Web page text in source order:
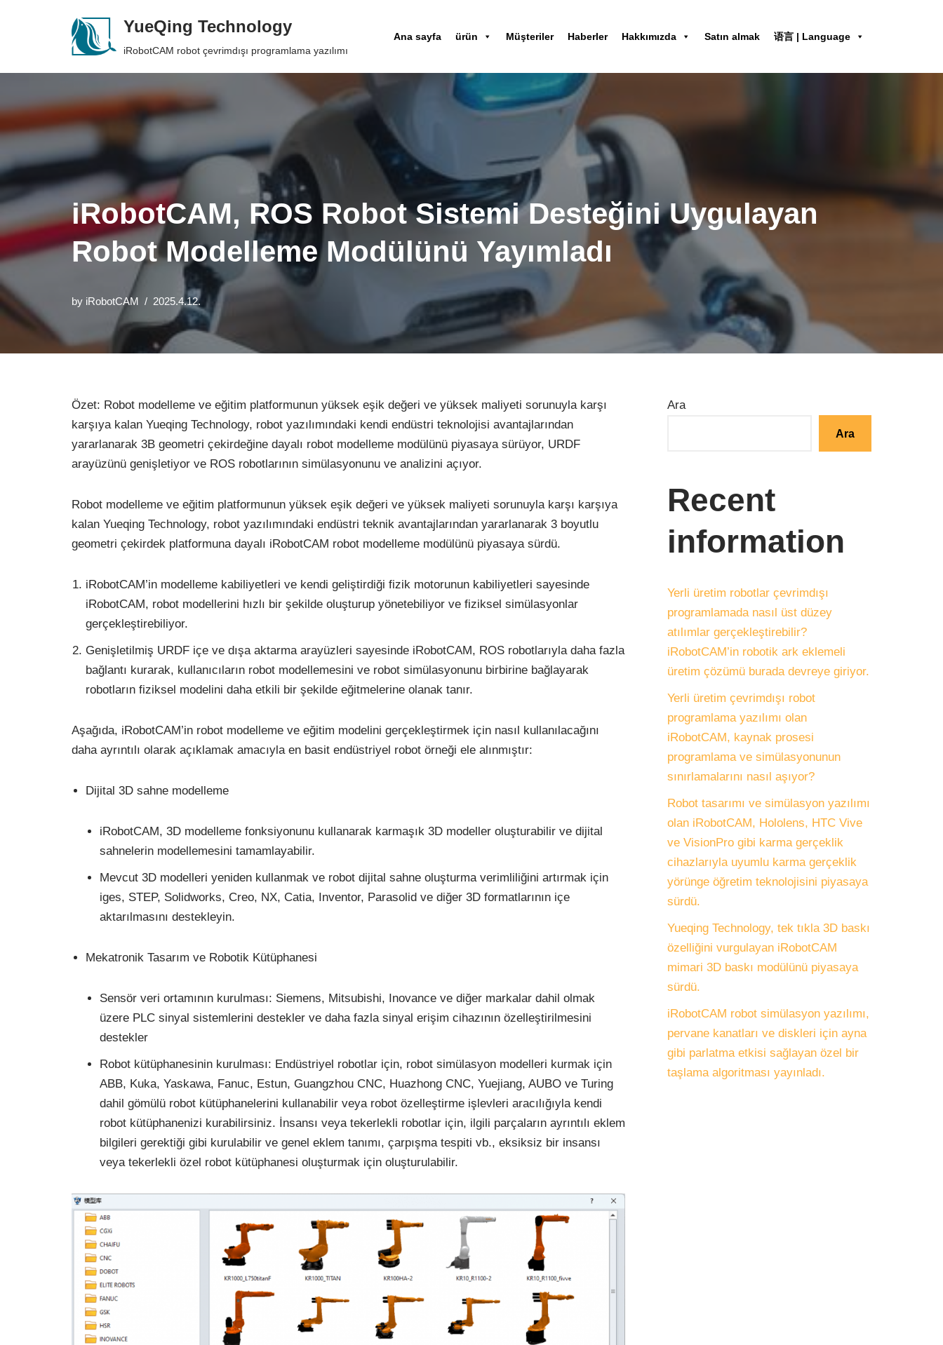
YueQing Technology
iRobotCAM robot çevrimdışı programlama yazılımı
Ana sayfa ürün Müşteriler Haberler Hakkımızda Satın almak 语言 | Language
iRobotCAM, ROS Robot Sistemi Desteğini Uygulayan
Robot Modelleme Modülünü Yayımladı
by iRobotCAM 2025.4.12.
Özet: Robot modelleme ve eğitim platformunun yüksek eşik değeri ve yüksek maliyeti sorunuyla karşı
karşıya kalan Yueqing Technology, robot yazılımındaki kendi endüstri teknolojisi avantajlarından
yararlanarak 3B geometri çekirdeğine dayalı robot modelleme modülünü piyasaya sürüyor, URDF
arayüzünü genişletiyor ve ROS robotlarının simülasyonunu ve analizini açıyor.
Robot modelleme ve eğitim platformunun yüksek eşik değeri ve yüksek maliyeti sorunuyla karşı karşıya
kalan Yueqing Technology, robot yazılımındaki endüstri teknik avantajlarından yararlanarak 3 boyutlu
geometri çekirdek platformuna dayalı iRobotCAM robot modelleme modülünü piyasaya sürdü.
iRobotCAM’in modelleme kabiliyetleri ve kendi geliştirdiği fizik motorunun kabiliyetleri sayesinde
iRobotCAM, robot modellerini hızlı bir şekilde oluşturup yönetebiliyor ve fiziksel simülasyonlar
gerçekleştirebiliyor.
Genişletilmiş URDF içe ve dışa aktarma arayüzleri sayesinde iRobotCAM, ROS robotlarıyla daha fazla
bağlantı kurarak, kullanıcıların robot modellemesini ve robot simülasyonunu birbirine bağlayarak
robotların fiziksel modelini daha etkili bir şekilde eğitmelerine olanak tanır.
Aşağıda, iRobotCAM’in robot modelleme ve eğitim modelini gerçekleştirmek için nasıl kullanılacağını
daha ayrıntılı olarak açıklamak amacıyla en basit endüstriyel robot örneği ele alınmıştır:
Dijital 3D sahne modelleme
iRobotCAM, 3D modelleme fonksiyonunu kullanarak karmaşık 3D modeller oluşturabilir ve dijital
sahnelerin modellemesini tamamlayabilir.
Mevcut 3D modelleri yeniden kullanmak ve robot dijital sahne oluşturma verimliliğini artırmak için
iges, STEP, Solidworks, Creo, NX, Catia, Inventor, Parasolid ve diğer 3D formatlarının içe
aktarılmasını destekleyin.
Mekatronik Tasarım ve Robotik Kütüphanesi
Sensör veri ortamının kurulması: Siemens, Mitsubishi, Inovance ve diğer markalar dahil olmak
üzere PLC sinyal sistemlerini destekler ve daha fazla sinyal erişim cihazının özelleştirilmesini
destekler
Robot kütüphanesinin kurulması: Endüstriyel robotlar için, robot simülasyon modelleri kurmak için
ABB, Kuka, Yaskawa, Fanuc, Estun, Guangzhou CNC, Huazhong CNC, Yuejiang, AUBO ve Turing
dahil gömülü robot kütüphanelerini kullanabilir veya robot özelleştirme işlevleri aracılığıyla kendi
robot kütüphanenizi kurabilirsiniz. İnsansı veya tekerlekli robotlar için, ilgili parçaların ayrıntılı eklem
bilgileri gerektiği gibi kurulabilir ve genel eklem tanımı, çarpışma tespiti vb., eksiksiz bir insansı
veya tekerlekli özel robot kütüphanesi oluşturmak için oluşturulabilir.
Ara
Ara
Recent
information
Yerli üretim robotlar çevrimdışı
programlamada nasıl üst düzey
atılımlar gerçekleştirebilir?
iRobotCAM’in robotik ark eklemeli
üretim çözümü burada devreye giriyor.
Yerli üretim çevrimdışı robot
programlama yazılımı olan
iRobotCAM, kaynak prosesi
programlama ve simülasyonunun
sınırlamalarını nasıl aşıyor?
Robot tasarımı ve simülasyon yazılımı
olan iRobotCAM, Hololens, HTC Vive
ve VisionPro gibi karma gerçeklik
cihazlarıyla uyumlu karma gerçeklik
yörünge öğretim teknolojisini piyasaya
sürdü.
Yueqing Technology, tek tıkla 3D baskı
özelliğini vurgulayan iRobotCAM
mimari 3D baskı modülünü piyasaya
sürdü.
iRobotCAM robot simülasyon yazılımı,
pervane kanatları ve diskleri için ayna
gibi parlatma etkisi sağlayan özel bir
taşlama algoritması yayınladı.